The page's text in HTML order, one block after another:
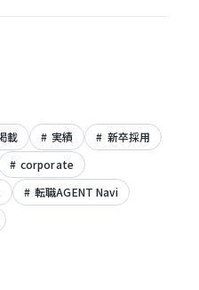
載 実績
新卒採用
corporate
転職AGENT Navi